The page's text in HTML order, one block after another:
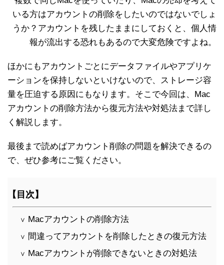
いる方はアカウントの削除をしたいのではないでしょ
うか？アカウントを残したままにしておくと、個人情
報が流出する恐れもあるので大変危険ですよね。
ほかにもアカウントごとにデータファイルやアプリケ
ーションを保持しないといけないので、ストレージ容
量を圧迫する原因にもなります。そこで今回は、Mac
アカウントの削除方法から復元方法や対処法まで詳し
く解説します。
最後まで読めばアカウント削除の問題を解決できるの
で、ぜひ参考にご覧ください。
【目次】
∨ Macアカウントの削除方法
∨ 間違ってアカウントを削除したときの復元方法
∨ Macアカウントが削除できないときの対処法